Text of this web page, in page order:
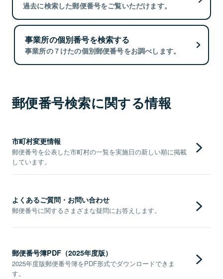
過去に検索した郵便番号をご覧いただけます。
事業所の個別番号を検索する
事業所の７けたの個別郵便番号をお調べします。
郵便番号検索に関する情報
市町村変更情報
郵便番号を公表した市町村の一覧を実施日の新しい順に掲載
しています。
よくあるご質問・お問い合わせ
郵便番号に関するさまざまな疑問にお答えします。
郵便番号簿PDF（2025年度版）
2025年度版郵便番号簿をPDF形式でダウンロードできま
す。